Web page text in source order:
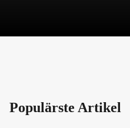
Populärste Artikel